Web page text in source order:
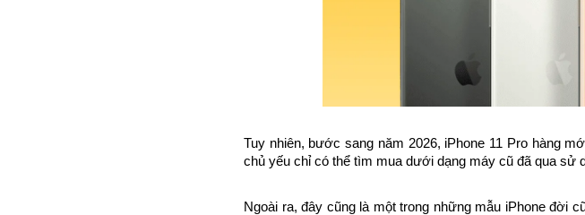
Tuy nhiên, bước sang năm 2026, iPhone 11 Pro hàng
chủ yếu chỉ có thể tìm mua dưới dạng máy cũ đã qua sử
Ngoài ra, đây cũng là một trong những mẫu iPhone đời